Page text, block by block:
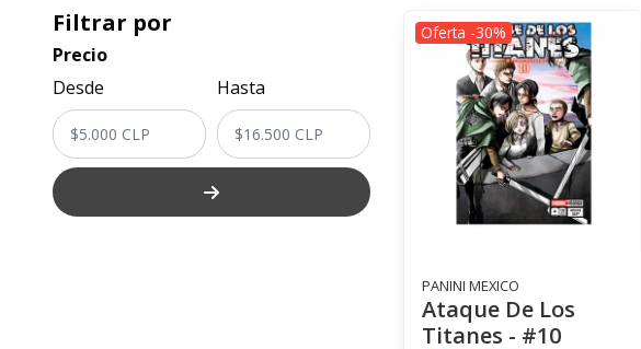
Filtrar por
Precio
Desde
Hasta
Oferta -30%
PANINI MEXICO
Ataque De Los
Titanes - #10